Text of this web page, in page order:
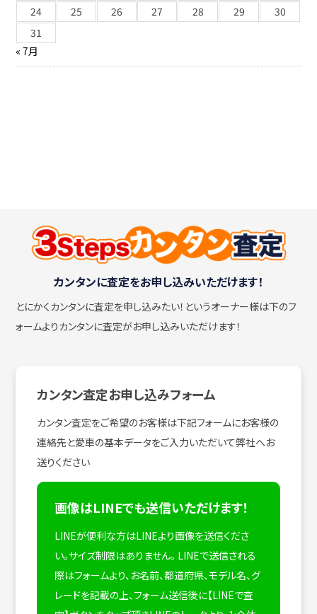
24
25 26 27 28 29
30
31
« 7月
カンタンに査定をお申し込みいただけます！
とにかくカンタンに査定を申し込みたい！ というオーナー様は下のフ
ォームよりカンタンに査定がお申し込みいただけます！
カンタン査定お申し込みフォーム
カンタン査定をご希望のお客様は下記フォームにお客様の
連絡先と愛車の基本データをご入力いただいて弊社へお
送りください
画像はLINEでも送信いただけます！
LINEが便利な方はLINEより画像を送信くださ
い。サイズ制限はありません。 LINEで送信される
際はフォームより、お名前、都道府県、モデル名、グ
レードを記載の上、フォーム送信後に【LINEで査